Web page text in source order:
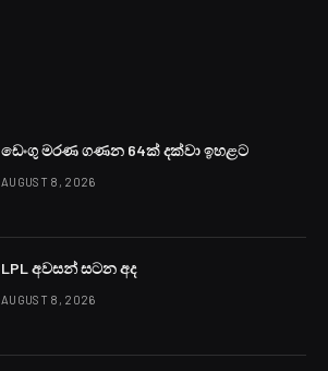
ඩෙංගු මරණ ගණන 64ක් දක්වා ඉහළට
AUGUST 8, 2026
LPL අවසන් සටන අද
AUGUST 8, 2026